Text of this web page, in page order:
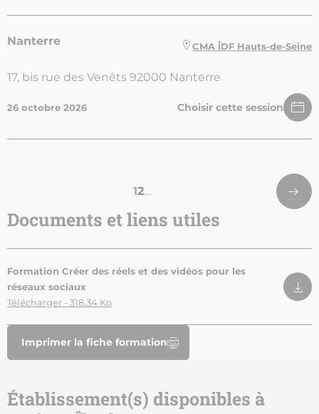
Nanterre CMA ÎDF Hauts-de-Seine
17, bis rue des Venêts 92000 Nanterre
26 octobre 2026 Choisir cette session
Page
courante
1Page
2…
page
Documents et liens utiles
Formation Créer des réels et des vidéos pour les
réseaux sociaux
Télécharger - 318.34 Ko
Imprimer la fiche formation
Établissement(s) disponibles à